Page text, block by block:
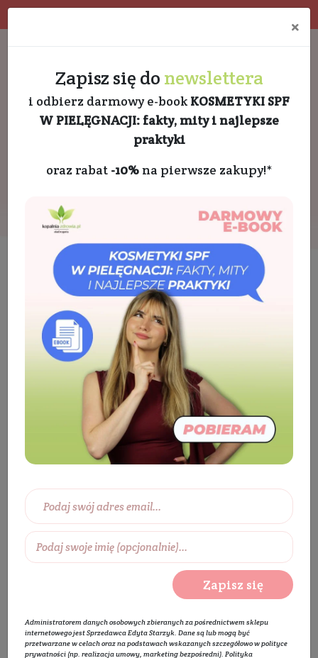
Kosmetyki Ciało
w płynie
Mydło w płynie Mak z Kakao LUYA
×
Zapisz się do newslettera
i odbierz darmowy e-book KOSMETYKI SPF
W PIELĘGNACJI: fakty, mity i najlepsze
praktyki
oraz rabat -10%na pierwsze zakupy!*
Zapisz się
Administratorem danych osobowych zbieranych za pośrednictwem sklepu
internetowego jest Sprzedawca Edyta Starzyk. Dane są lub mogą być
przetwarzane w celach oraz na podstawach wskazanych szczegółowo wpolityce
prywatności (np. realizacja umowy, marketing bezpośredni). Polityka